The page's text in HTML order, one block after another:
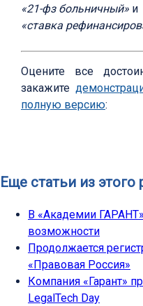
«21-фз больничный» и
«ставка
Оцените все
закажите
полную версию:
Еще статьи из этого
В «Академии
возможности
Продолжается
«Правовая Россия»
Компания «Гарант»
LegalTech Day